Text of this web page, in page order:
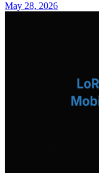
May 28, 2026